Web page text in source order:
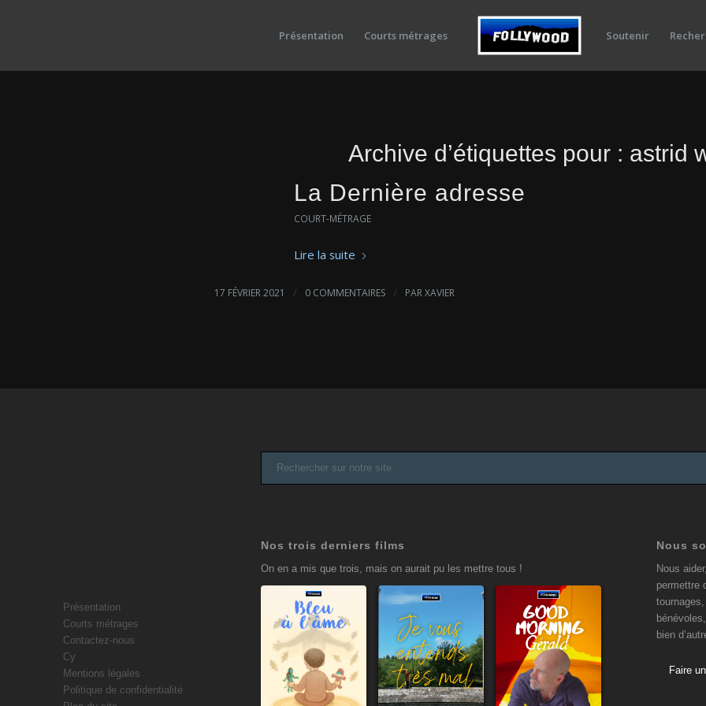
Présentation Courts métrages Soutenir
Archive d’étiquettes pour : astrid
La Dernière adresse
COURT-MÉTRAGE
Lire la suite
17 FÉVRIER 2021 / 0 COMMENTAIRES / PARXAVIER
Présentation
Courts métrages
Contactez-nous
Cy
Mentions légales
Politique de confidentialité
Nos trois derniers films
On en a mis que trois, mais on aurait pu les mettre tous !
Bleu à
l’âme
9 juillet 2025
Je vous
entends
très mal
9 avril 2025
Good
Morning
Gérald
19 janvier 2025
Nous
Nous
permettre
bien
Faire